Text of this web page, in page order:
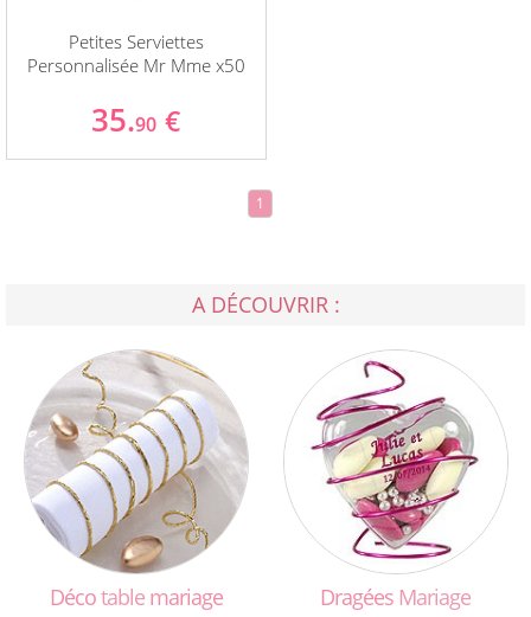
Petites Serviettes
Personnalisée Mr Mme x50
35.90 €
1
A DÉCOUVRIR :
Décotablemariage Dragées Mariage